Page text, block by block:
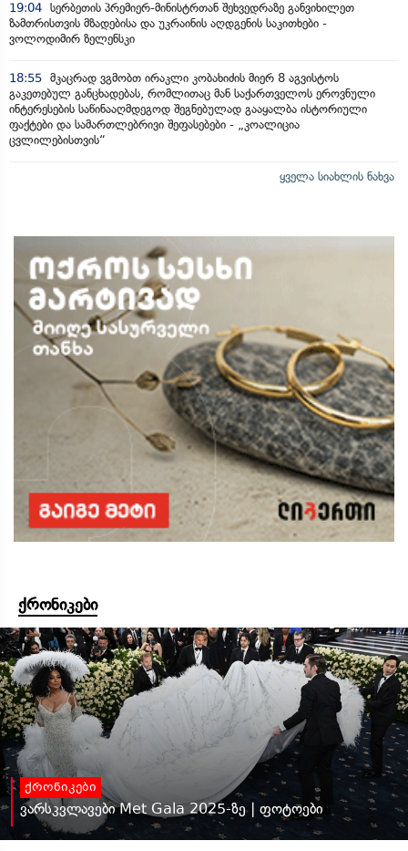
19:04 სერბეთის პრემიერ-მინისტრთან შეხვედრაზე განვიხილეთ
ზამთრისთვის მზადებისა და უკრაინის აღდგენის საკითხები -
ვოლოდიმირ ზელენსკი
18:55 მკაცრად ვგმობთ ირაკლი კობახიძის მიერ 8 აგვისტოს
გაკეთებულ განცხადებას, რომლითაც მან საქართველოს ეროვნული
ინტერესების საწინააღმდეგოდ შეგნებულად გააყალბა ისტორიული
ფაქტები და სამართლებრივი შეფასებები - „კოალიცია
ცვლილებისთვის“
ყველა სიახლის ნახვა
ქრონიკები
ქრონიკები
ვარსკვლავები Met Gala 2025-ზე | ფოტოები